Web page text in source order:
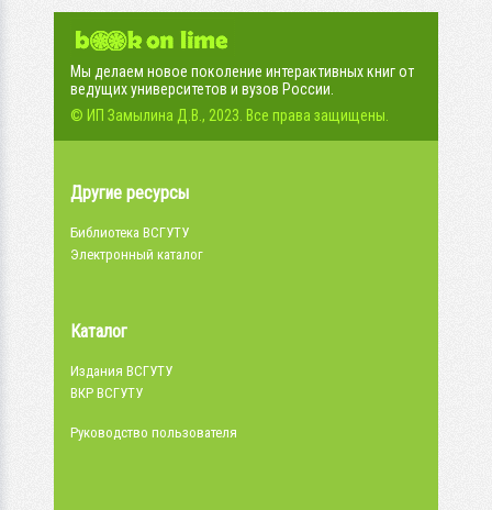
Мы делаем новое поколение интерактивных книг от
ведущих университетов и вузов России.
© ИП Замылина Д.В., 2023. Все права защищены.
Другие ресурсы
Библиотека ВСГУТУ
Электронный каталог
Каталог
Издания ВСГУТУ
ВКР ВСГУТУ
Руководство пользователя